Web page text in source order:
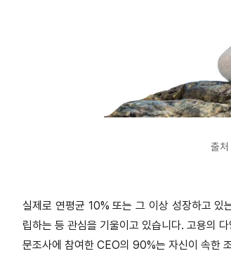
출
실제로 연평균 10% 또는 그 이상 성장하고
립하는 등 관심을 기울이고 있습니다. 고용의
문조사에 참여한 CEO의 90%는 자신이 속한